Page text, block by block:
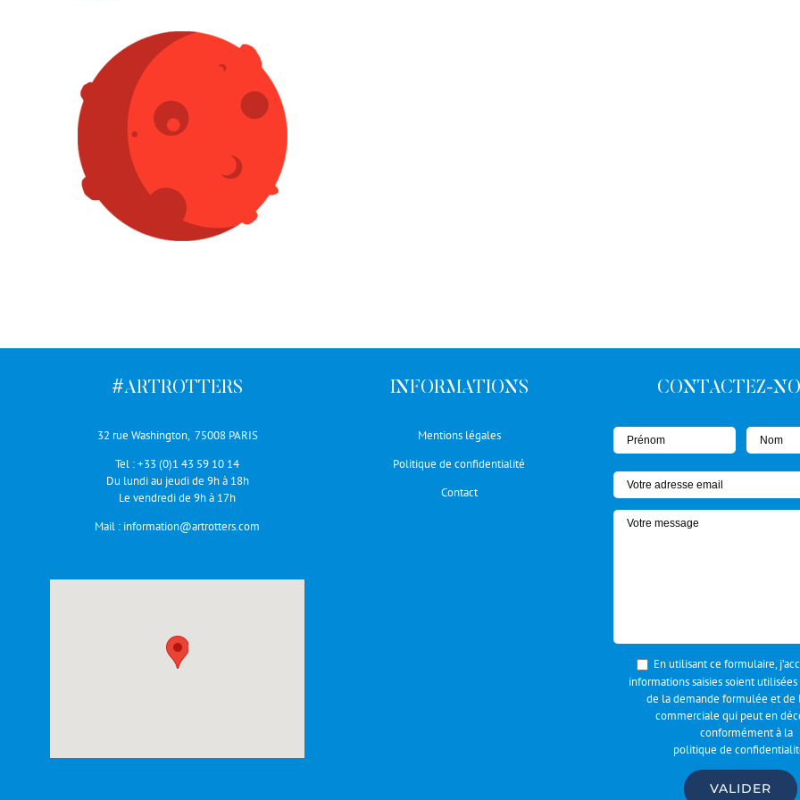
#ARTROTTERS
32 rue Washington, 75008 PARIS
Tel :+33 (0)1 43 59 10 14
Du lundi au jeudi de 9h à 18h
Le vendredi de 9h à 17h
Mail : information@artrotters.com
INFORMATIONS
Mentions légales
Politique de confidentialité
Contact
CONTACTEZ-
En utilisant ce formulaire,
informations saisies soient
de la demande formulée et de
commerciale qui peut en
conformément à la
politique de